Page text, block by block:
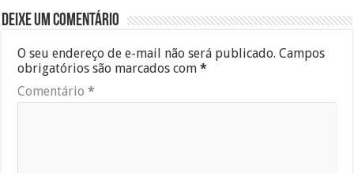
Deixe um comentário
O seu endereço de e-mail não será publicado. Campos
obrigatórios são marcados com*
Comentário*